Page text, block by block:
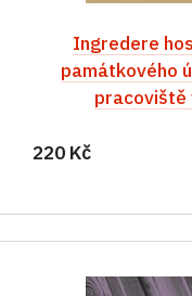
Ingredere
památkového
pracoviště
220 Kč